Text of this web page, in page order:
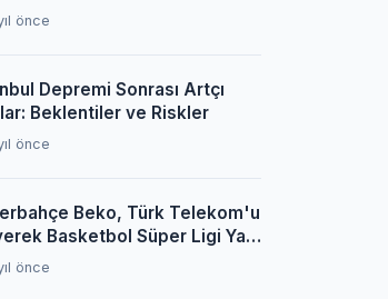
Yollar Ayrıldı
önce
Depremi Sonrası Artçı
Beklentiler ve Riskler
önce
Beko, Türk Telekom'u
Basketbol Süper Ligi Yarı
Yükseldi
önce